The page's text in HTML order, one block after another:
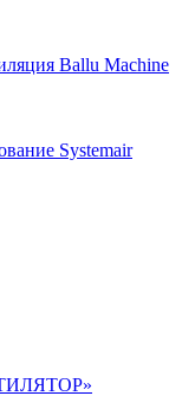
Ballu Machine
Systemair